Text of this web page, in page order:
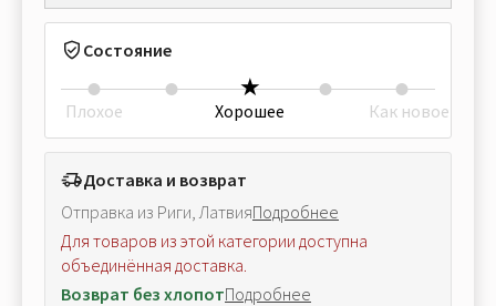
Состояние
Плохое Хорошее Как новое
Доставка и возврат
Отправка из Риги, ЛатвияПодробнее
Для товаров из этой категории доступна
объединённая доставка.
Возврат без хлопотПодробнее